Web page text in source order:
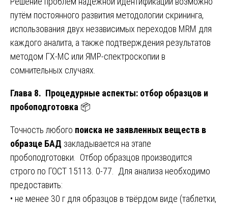
путём постоянного развития методологии скрининга,
использования двух независимых переходов MRM для
каждого аналита, а также подтверждения результатов
методом ГХ-МС или ЯМР-спектроскопии в
сомнительных случаях.
Глава 8. Процедурные аспекты: отбор образцов и
пробоподготовка 📦
Точность любого поиска не заявленных веществ в
образце БАД закладывается на этапе
пробоподготовки. Отбор образцов производится
строго по ГОСТ 15113. 0-77. Для анализа необходимо
предоставить:
• не менее 30 г для образцов в твёрдом виде (таблетки,